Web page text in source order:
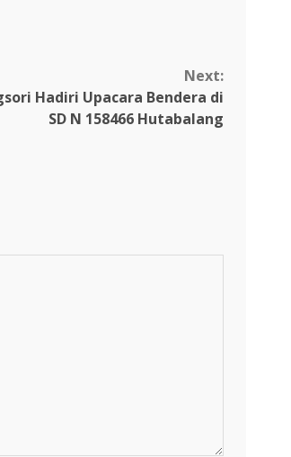
Next:
Hadiri Upacara Bendera di
SD N 158466 Hutabalang